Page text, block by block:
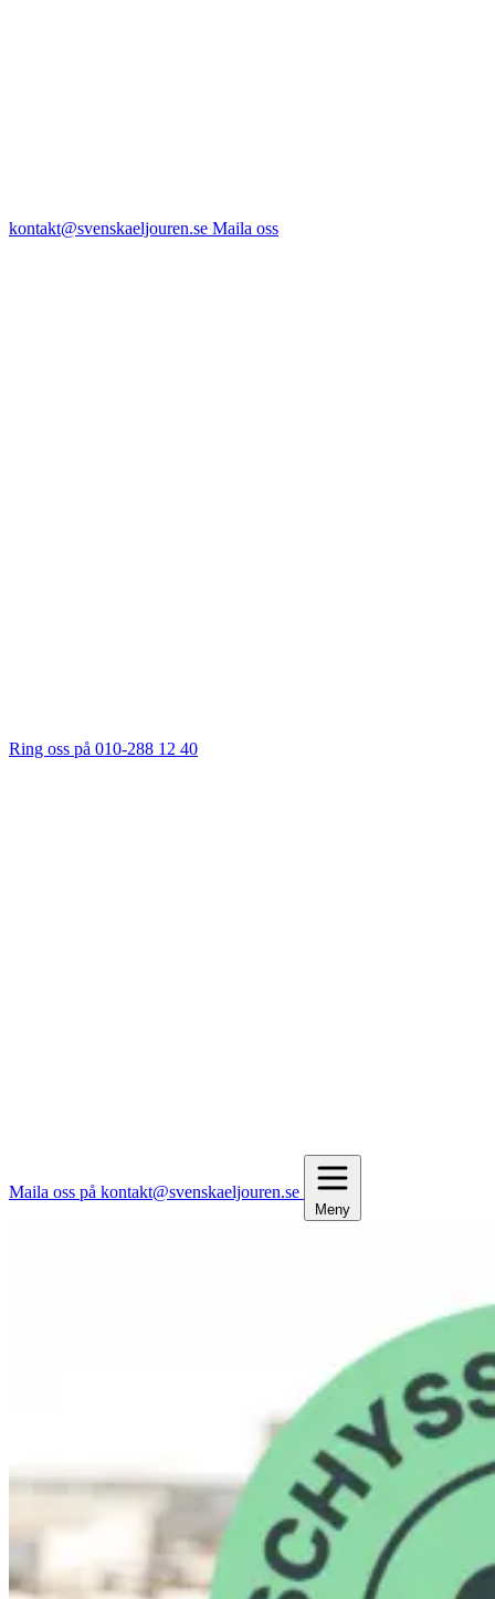
kontakt@svenskaeljouren.se Maila oss
Ring oss på 010-288 12 40
Maila oss på kontakt@svenskaeljouren.se
Meny